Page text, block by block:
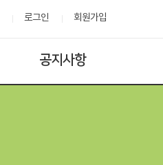
로그인 회원가입
공지사항